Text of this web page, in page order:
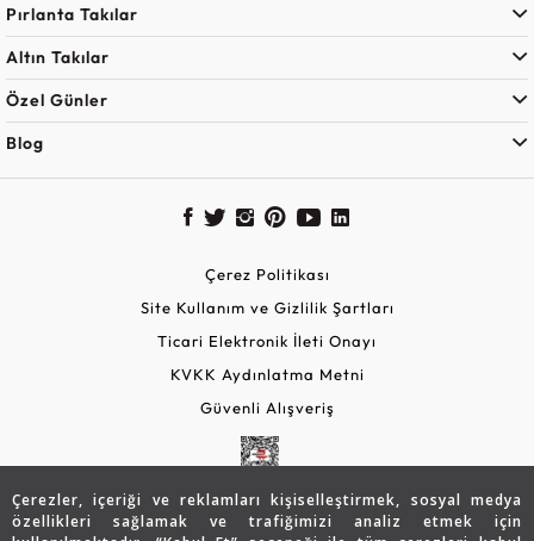
Çerezler, içeriği ve reklamları kişiselleştirmek, sosyal medya
özellikleri sağlamak ve trafiğimizi analiz etmek için
Pırlanta Takılar
Altın Takılar
Özel Günler
Blog
Çerez Politikası
Site Kullanım ve Gizlilik Şartları
Ticari Elektronik İleti Onayı
KVKK Aydınlatma Metni
Güvenli Alışveriş